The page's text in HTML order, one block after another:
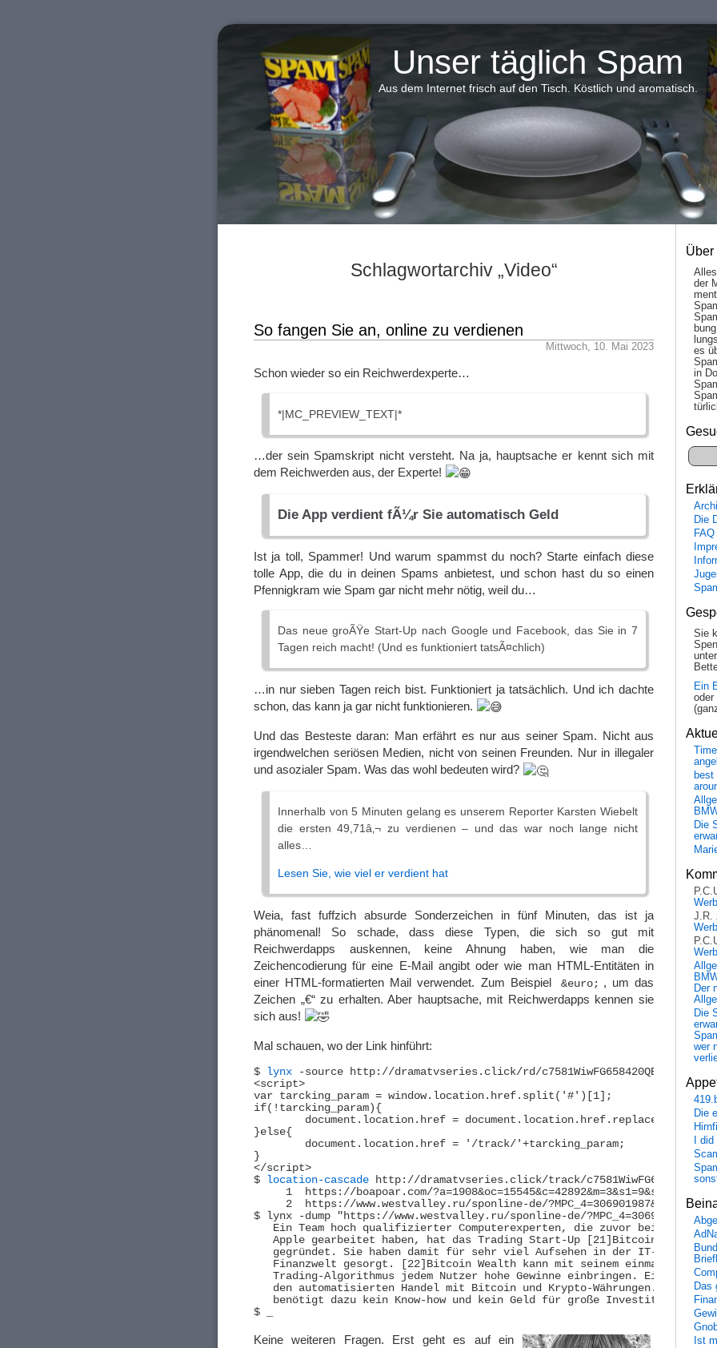
Unser täglich Spam
Aus dem Internet frisch auf den Tisch. Köstlich und aromatisch.
Schlagwortarchiv „Video“
So fangen Sie an, online zu verdienen
Mittwoch, 10. Mai 2023
Schon wieder so ein Reichwerdexperte…
*|MC_PREVIEW_TEXT|*
…der sein Spamskript nicht versteht. Na ja, hauptsache er kennt sich mit
dem Reichwerden aus, der Experte!
Die App verdient fÃ¼r Sie automatisch Geld
Ist ja toll, Spammer! Und warum spammst du noch? Starte einfach diese
tolle App, die du in deinen Spams anbietest, und schon hast du so einen
Pfennigkram wie Spam gar nicht mehr nötig, weil du…
Das neue groÃŸe Start-Up nach Google und Facebook, das Sie in 7
Tagen reich macht! (Und es funktioniert tatsÃ¤chlich)
…in nur sieben Tagen reich bist. Funktioniert ja tatsächlich. Und ich dachte
schon, das kann ja gar nicht funktionieren.
Und das Besteste daran: Man erfährt es nur aus seiner Spam. Nicht aus
irgendwelchen seriösen Medien, nicht von seinen Freunden. Nur in illegaler
und asozialer Spam. Was das wohl bedeuten wird?
Innerhalb von 5 Minuten gelang es unserem Reporter Karsten Wiebelt
die ersten 49,71â‚¬ zu verdienen – und das war noch lange nicht
alles…
Lesen Sie, wie viel er verdient hat
Weia, fast fuffzich absurde Sonderzeichen in fünf Minuten, das ist ja
phänomenal! So schade, dass diese Typen, die sich so gut mit
Reichwerdapps auskennen, keine Ahnung haben, wie man die
Zeichencodierung für eine E-Mail angibt oder wie man HTML-Entitäten in
einer HTML-formatierten Mail verwendet. Zum Beispiel
&euro; , um das
Zeichen „€“ zu erhalten. Aber hauptsache, mit Reichwerdapps kennen sie
sich aus!
Mal schauen, wo der Link hinführt:
$ lynx -source http://dramatvseries.click/rd/
<script>
var tarcking_param = window.location.href.split('#')[1];
if(!tarcking_param){
}else{
}
</script>
$
location-cascade http://dramatvseries.click/track/
     1	https://boapoar.com/?a=1908&oc=15545&c=42892&m=3&s1=9&s2=243-7581&s3=658420-263-3908
     2	https://www.westvalley.ru/sponline-de/?MPC_4=306901987&MPC_3=1908&so=bitcoinsystem&sub=netzwelt&ai=2958136&ci=160&gi=148
$ lynx -dump "https://www.westvalley.ru/sponline-de/
Ein Team hoch qualifizierter Computerexperten, die zuvor bei Google
   Apple gearbeitet haben, hat das Trading Start-Up [21]Bitcoin Wealth
   gegründet. Sie haben damit für sehr viel Aufsehen in der IT- und
   Finanzwelt gesorgt. [22]Bitcoin Wealth kann mit seinem einmaligen
Trading-Algorithmus jedem Nutzer hohe Gewinne einbringen. Einfach
den automatisierten Handel mit Bitcoin und Krypto-Währungen. Der
   benötigt dazu kein Know-how und kein Geld für große Investitionen.
Keine weiteren Fragen. Erst geht es auf ein
Über
der
es
in
Die
FAQ
Sie
Ein
oder
Die
J.R.
Der
Die
wer
Die
I
Das
Ist